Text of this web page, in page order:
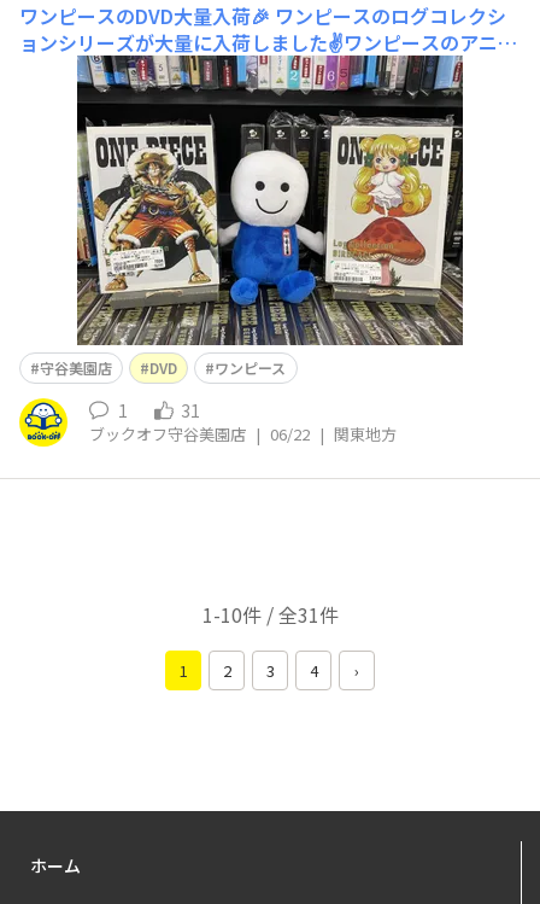
ワンピースのDVD大量入荷🎉 ワンピースのログコレクシ
ョンシリーズが大量に入荷しました✌️ワンピースのアニメ
を一気に見るチャンスです！さらに28日までの20%OFF
のアプリクーポンを使えばお得に買えちゃいます🤭ぜひご
来店ください😊
守谷美園店 DVD ワンピース
1 31
ブックオフ守谷美園店 | 06/22 | 関東地方
1-10件 / 全31件
1 2 3 4 ›
ホーム